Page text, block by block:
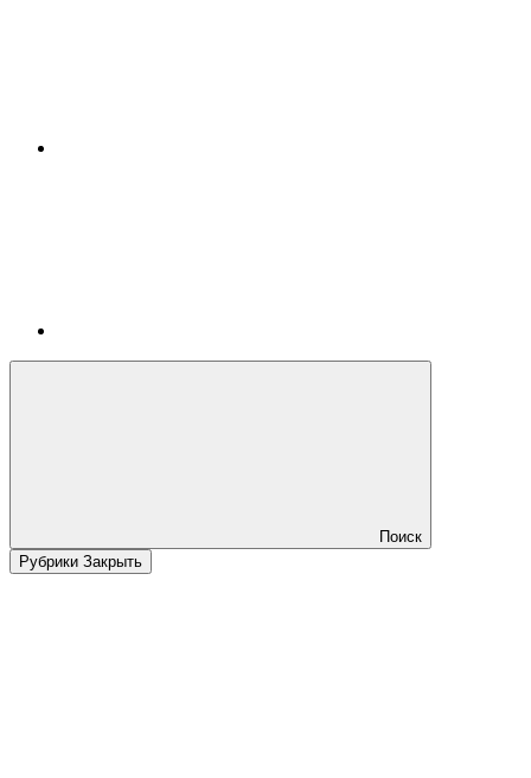
Поиск
Рубрики Закрыть